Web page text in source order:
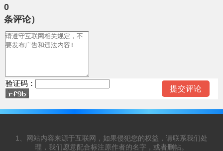
0
条评论）
验证码：
1、网站内容来源于互联网，如果侵犯您的权益，请联系我们处
理，我们愿意配合标注原作者的名字，或者删帖。